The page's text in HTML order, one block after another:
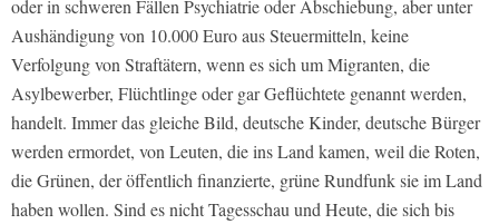
oder in schweren Fällen Psychiatrie oder Abschiebung, aber unter
Aushändigung von 10.000 Euro aus Steuermitteln, keine
Verfolgung von Straftätern, wenn es sich um Migranten, die
Asylbewerber, Flüchtlinge oder gar Geflüchtete genannt werden,
handelt. Immer das gleiche Bild, deutsche Kinder, deutsche Bürger
werden ermordet, von Leuten, die ins Land kamen, weil die Roten,
die Grünen, der öffentlich finanzierte, grüne Rundfunk sie im Land
haben wollen. Sind es nicht Tagesschau und Heute, die sich bis